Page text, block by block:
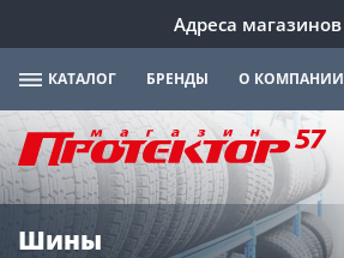
Адреса магазинов
КАТАЛОГ БРЕНДЫ О КОМПАНИИ
Шины